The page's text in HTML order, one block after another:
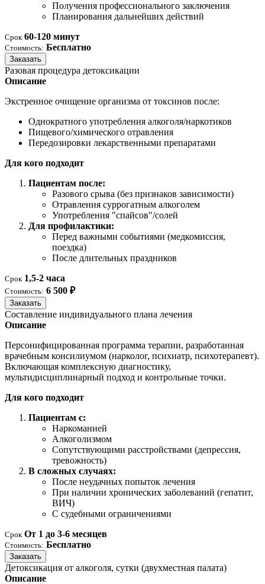
Получения профессионального заключения
Планирования дальнейших действий
Срок 60-120 минут
Стоимость: Бесплатно
Заказать
Разовая процедура детоксикации
Описание
Экстренное очищение организма от токсинов после:
Однократного употребления алкоголя/наркотиков
Пищевого/химического отравления
Передозировки лекарственными препаратами
Для кого подходит
Пациентам после:
Разового срыва (без признаков зависимости)
Отравления суррогатным алкоголем
Употребления "спайсов"/солей
Для профилактики:
Перед важными событиями (медкомиссия,
поездка)
После длительных праздников
Срок 1,5-2 часа
Стоимость: 6 500 ₽
Заказать
Составление индивидуального плана лечения
Описание
Персонифицированная программа терапии, разработанная
врачебным консилиумом (нарколог, психиатр, психотерапевт).
Включающая комплексную диагностику,
мультидисциплинарный подход и контрольные точки.
Для кого подходит
Пациентам с:
Наркоманией
Алкоголизмом
Сопутствующими расстройствами (депрессия,
тревожность)
В сложных случаях:
После неудачных попыток лечения
При наличии хронических заболеваний (гепатит,
ВИЧ)
С судебными ограничениями
Срок От 1 до 3-6 месяцев
Стоимость: Бесплатно
Заказать
Детоксикация от алкоголя, сутки (двухместная палата)
Описание